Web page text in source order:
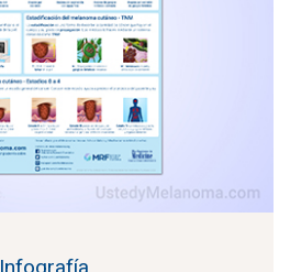
Infografía